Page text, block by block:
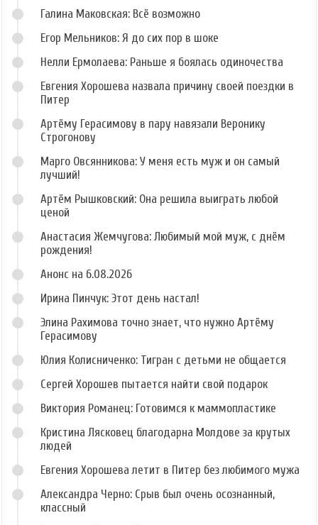
Галина Маковская: Всё возможно
Егор Мельников: Я до сих пор в шоке
Нелли Ермолаева: Раньше я боялась одиночества
Евгения Хорошева назвала причину своей поездки в
Питер
Артёму Герасимову в пару навязали Веронику
Строгонову
Марго Овсянникова: У меня есть муж и он самый
лучший!
Артём Рышковский: Она решила выиграть любой
ценой
Анастасия Жемчугова: Любимый мой муж, с днём
рождения!
Анонс на 6.08.2026
Ирина Пинчук: Этот день настал!
Элина Рахимова точно знает, что нужно Артёму
Герасимову
Юлия Колисниченко: Тигран с детьми не общается
Сергей Хорошев пытается найти свой подарок
Виктория Романец: Готовимся к маммопластике
Кристина Лясковец благодарна Молдове за крутых
людей
Евгения Хорошева летит в Питер без любимого мужа
Александра Черно: Срыв был очень осознанный,
классный